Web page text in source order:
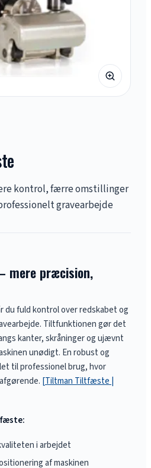
kontrol, færre omstillinger
gravearbejde
mere præcision,
du fuld kontrol over redskabet og
Tiltfunktionen gør det
kanter, skråninger og ujævnt
unødigt. En robust og
til professionel brug, hvor
[Tiltman Tiltfæste |
i arbejdet
af maskinen